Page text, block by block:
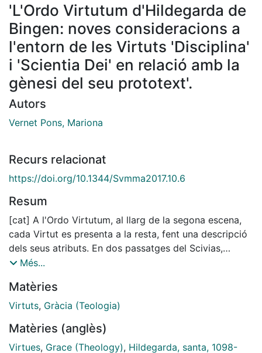
'L'Ordo Virtutum d'Hildegarda de
Bingen: noves consideracions a
l'entorn de les Virtuts 'Disciplina'
i 'Scientia Dei' en relació amb la
gènesi del seu prototext'.
Autors
Vernet Pons, Mariona
Recurs relacionat
https://doi.org/10.1344/Svmma2017.10.6
Resum
[cat] A l'Ordo Virtutum, al llarg de la segona escena,
cada Virtut es presenta a la resta, fent una descripció
dels seus atributs. En dos passatges del Scivias,
Hildegarda fa una descripció de les mateixes Virtuts
apareixen gairebé en el mateix ordre d'aparició que
trobem a l'Ordo. El Riesencodex, el principal manuscrit
de les Virtuts hauria des ser esmentat. M. Böckeler
(1927), seguida per Dronke (2007), proposà de
Més...
Matèries
Virtuts, Gràcia (Teologia)
Matèries (anglès)
Virtues, Grace (Theology), Hildegarda, santa, 1098-